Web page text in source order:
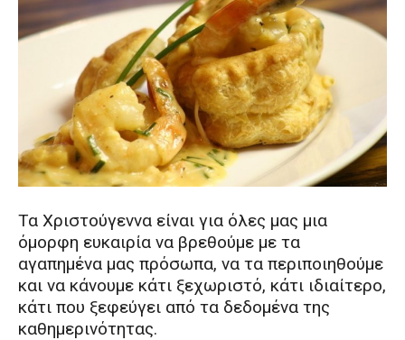
Τα Χριστούγεννα είναι για όλες μας μια
όμορφη ευκαιρία να βρεθούμε με τα
αγαπημένα μας πρόσωπα, να τα περιποιηθούμε
και να κάνουμε κάτι ξεχωριστό, κάτι ιδιαίτερο,
κάτι που ξεφεύγει από τα δεδομένα της
καθημερινότητας.